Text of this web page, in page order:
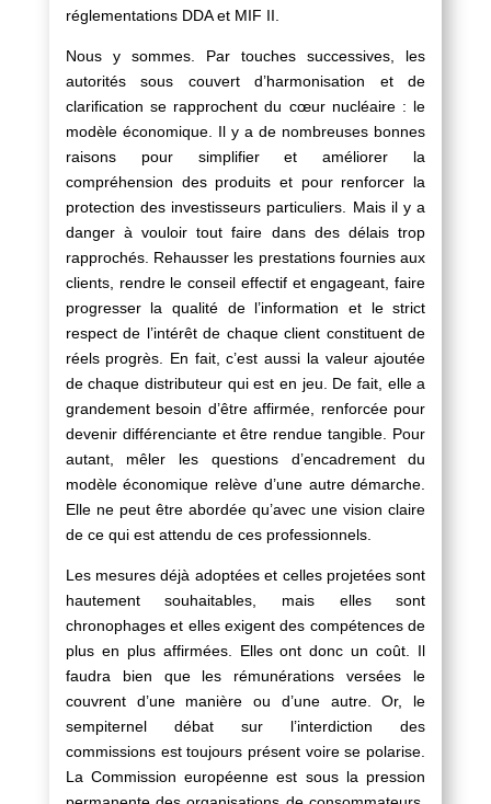
réglementations DDA et MIF II.
Nous y sommes. Par touches successives, les
autorités sous couvert d’harmonisation et de
clarification se rapprochent du cœur nucléaire : le
modèle économique. Il y a de nombreuses bonnes
raisons pour simplifier et améliorer la
compréhension des produits et pour renforcer la
protection des investisseurs particuliers. Mais il y a
danger à vouloir tout faire dans des délais trop
rapprochés. Rehausser les prestations fournies aux
clients, rendre le conseil effectif et engageant, faire
progresser la qualité de l’information et le strict
respect de l’intérêt de chaque client constituent de
réels progrès. En fait, c’est aussi la valeur ajoutée
de chaque distributeur qui est en jeu. De fait, elle a
grandement besoin d’être affirmée, renforcée pour
devenir différenciante et être rendue tangible. Pour
autant, mêler les questions d’encadrement du
modèle économique relève d’une autre démarche.
Elle ne peut être abordée qu’avec une vision claire
de ce qui est attendu de ces professionnels.
Les mesures déjà adoptées et celles projetées sont
hautement souhaitables, mais elles sont
chronophages et elles exigent des compétences de
plus en plus affirmées. Elles ont donc un coût. Il
faudra bien que les rémunérations versées le
couvrent d’une manière ou d’une autre. Or, le
sempiternel débat sur l’interdiction des
commissions est toujours présent voire se polarise.
La Commission européenne est sous la pression